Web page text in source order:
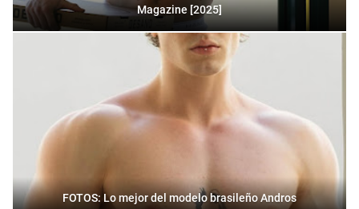
Magazine [2025]
FOTOS: Lo mejor del modelo brasileño Andros